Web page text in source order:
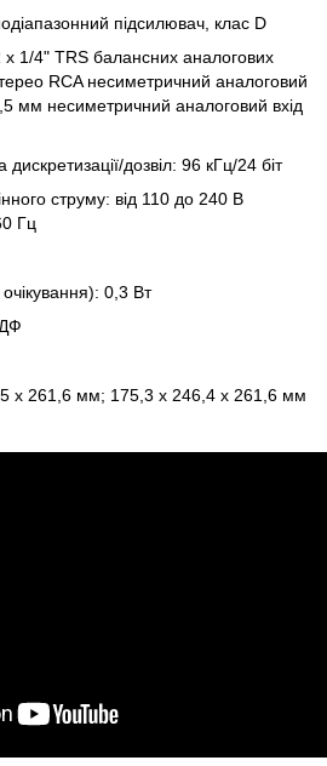
підсилювач, клас D
x 1/4" TRS балансних аналогових
RCA несиметричний аналоговий
мм несиметричний аналоговий вхід
дозвіл: 96 кГц/24 біт
струму: від 110 до 240 В
Гц
0,3 Вт
x 261,6 мм; 175,3 x 246,4 x 261,6 мм